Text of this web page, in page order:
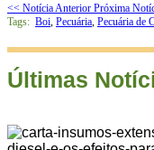
<< Notícia Anterior Próxima
Tags: Boi, Pecuária, Pecuária de
Últimas